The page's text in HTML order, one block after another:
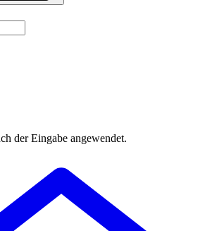
der Eingabe angewendet.